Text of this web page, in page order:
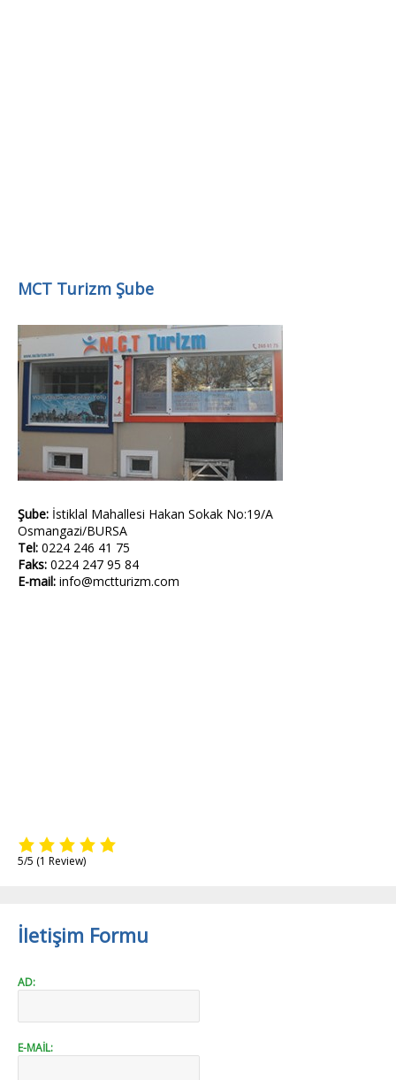
MCT Turizm Şube
Şube: İstiklal Mahallesi Hakan Sokak No:19/A
Osmangazi/BURSA
Tel: 0224 246 41 75
Faks: 0224 247 95 84
E-mail: info@mctturizm.com
5/5 (1 Review)
İletişim Formu
AD:
E-MAIL: